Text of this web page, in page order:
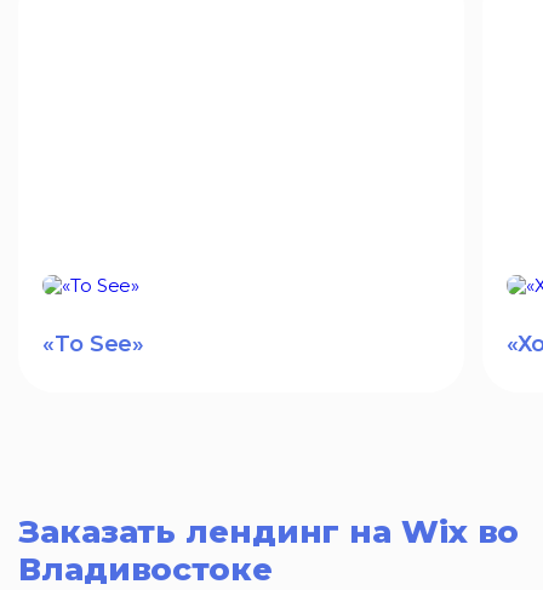
«To See»
Заказать лендинг на Wix во
Владивостоке